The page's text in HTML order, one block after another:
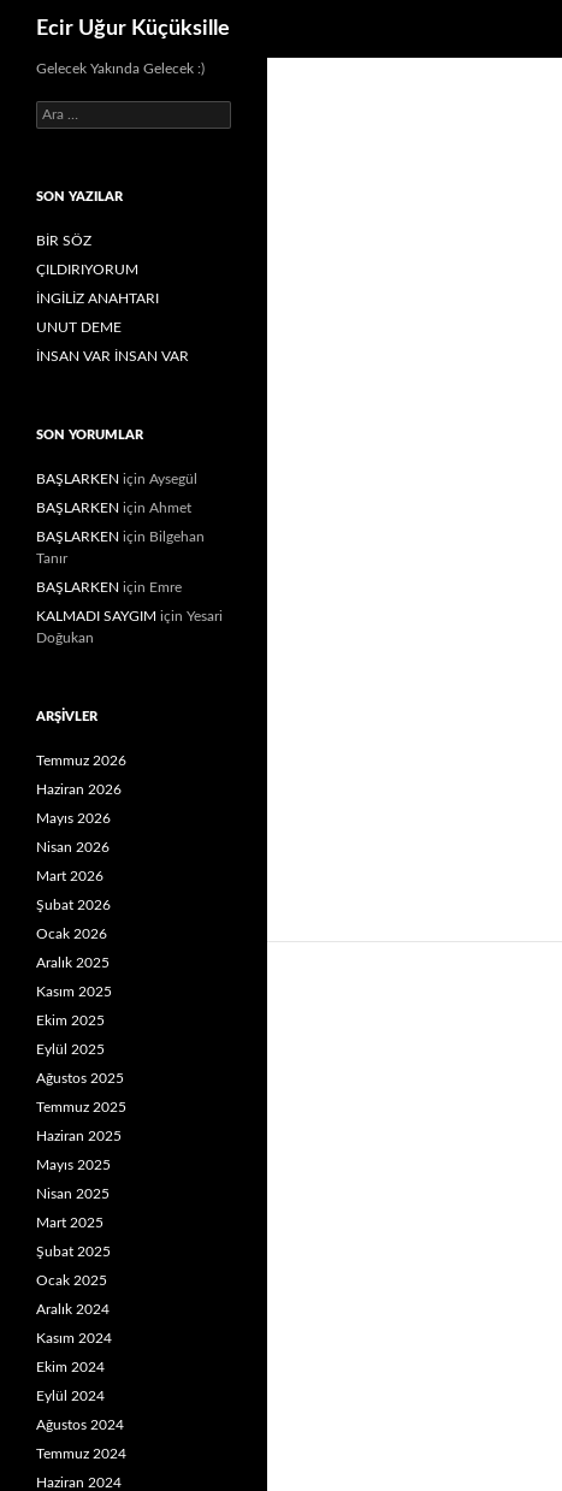
İçeriğe
Ecir Uğur Küçüksille
Gelecek Yakında Gelecek :)
Arama:
SON YAZILAR
BİR SÖZ
ÇILDIRIYORUM
İNGİLİZ ANAHTARI
UNUT DEME
İNSAN VAR İNSAN VAR
SON YORUMLAR
BAŞLARKEN için Aysegül
BAŞLARKEN için Ahmet
BAŞLARKEN için Bilgehan
Tanır
BAŞLARKEN için Emre
KALMADI SAYGIM için Yesari
Doğukan
ARŞIVLER
Temmuz 2026
Haziran 2026
Mayıs 2026
Nisan 2026
Mart 2026
Şubat 2026
Ocak 2026
Aralık 2025
Kasım 2025
Ekim 2025
Eylül 2025
Ağustos 2025
Temmuz 2025
Haziran 2025
Mayıs 2025
Nisan 2025
Mart 2025
Şubat 2025
Ocak 2025
Aralık 2024
Kasım 2024
Ekim 2024
Eylül 2024
Ağustos 2024
Temmuz 2024
Haziran 2024